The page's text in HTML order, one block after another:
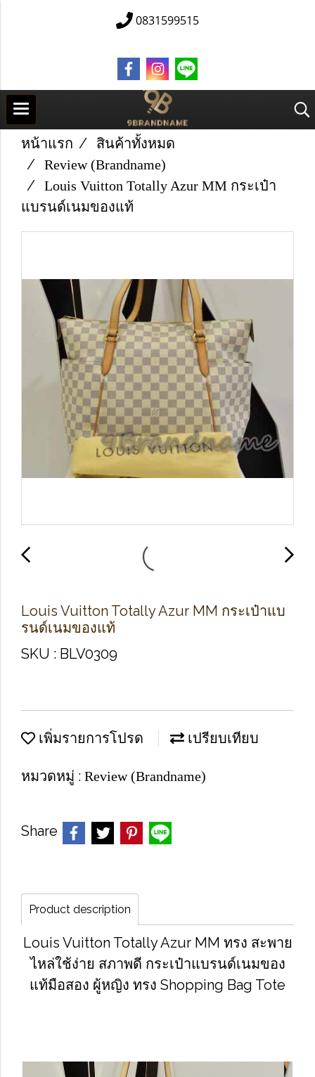
0831599515
หน้าแรก
สินค้าทั้งหมด
Review (Brandname)
Louis Vuitton Totally Azur MM กระเป๋า
แบรนด์เนมของแท้
Louis Vuitton Totally Azur MM กระเป๋าแบ
รนด์เนมของแท้
SKU : BLV0309
เพิ่มรายการโปรด เปรียบเทียบ
หมวดหมู่ : Review (Brandname)
Share
Product description
Louis Vuitton Totally Azur MM ทรง สะพาย
ไหล่ใช้ง่าย สภาพดี กระเป๋าแบรนด์เนมของ
แท้มือสอง ผู้หญิง ทรง Shopping Bag Tote